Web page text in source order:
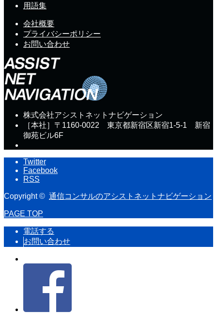
用語集
会社概要
プライバシーポリシー
お問い合わせ
株式会社アシストネットナビゲーション
［本社］〒1160-0022 東京都新宿区新宿1-5-1 新宿
御苑ビル6F
Twitter
Facebook
RSS
Copyright © 通信コンサルのアシストネットナビゲーション
PAGE TOP
電話する
お問い合わせ